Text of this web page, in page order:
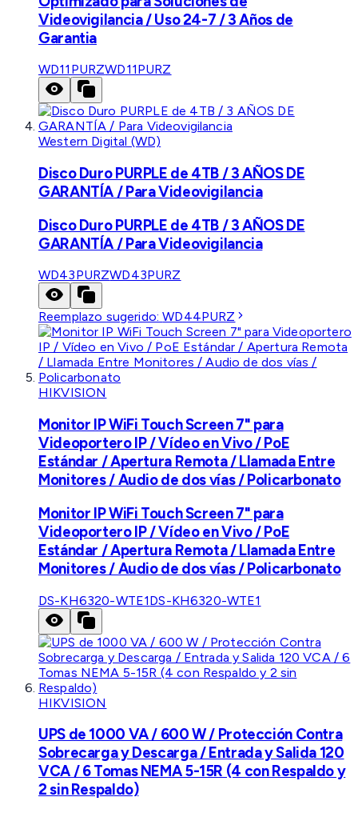
Videovigilancia / Uso 24-7 / 3 Años de
Garantia
WD11PURZWD11PURZ
Western Digital (WD)
Disco Duro PURPLE de 4TB / 3 AÑOS DE
GARANTÍA / Para Videovigilancia
Disco Duro PURPLE de 4TB / 3 AÑOS DE
GARANTÍA / Para Videovigilancia
WD43PURZWD43PURZ
Reemplazo sugerido:WD44PURZ
HIKVISION
Monitor IP WiFi Touch Screen 7" para
Videoportero IP / Vídeo en Vivo / PoE
Estándar / Apertura Remota / Llamada Entre
Monitores / Audio de dos vías / Policarbonato
Monitor IP WiFi Touch Screen 7" para
Videoportero IP / Vídeo en Vivo / PoE
Estándar / Apertura Remota / Llamada Entre
Monitores / Audio de dos vías / Policarbonato
DS-KH6320-WTE1DS-KH6320-WTE1
HIKVISION
UPS de 1000 VA / 600 W / Protección Contra
Sobrecarga y Descarga / Entrada y Salida 120
VCA / 6 Tomas NEMA 5-15R (4 con Respaldo y
2 sin Respaldo)